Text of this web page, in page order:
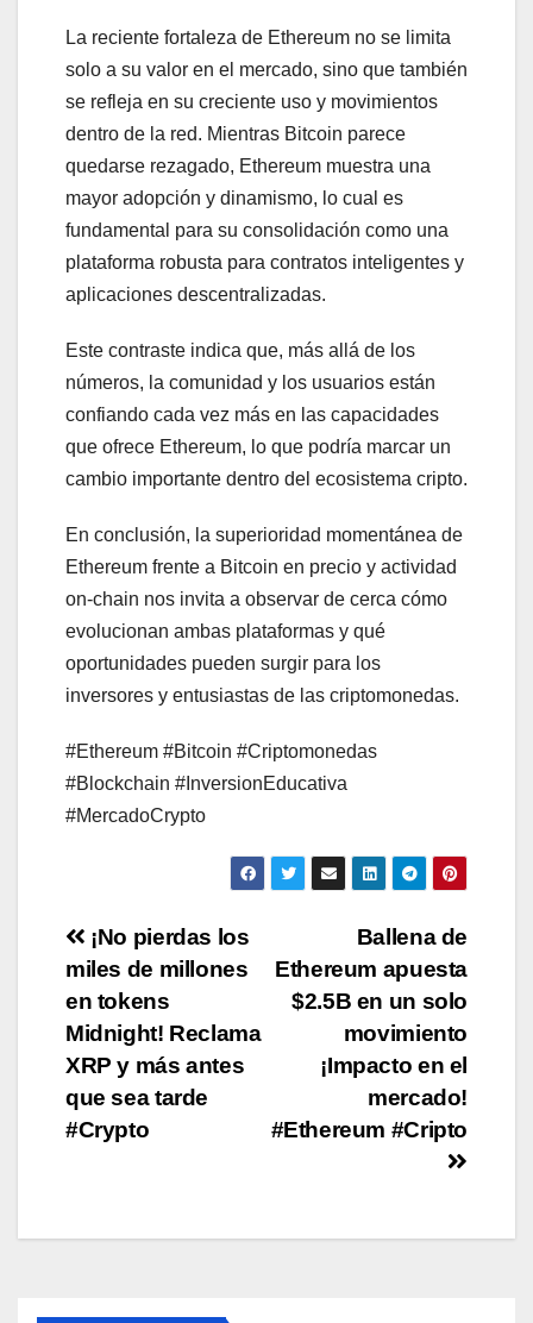
La reciente fortaleza de Ethereum no se limita
solo a su valor en el mercado, sino que también
se refleja en su creciente uso y movimientos
dentro de la red. Mientras Bitcoin parece
quedarse rezagado, Ethereum muestra una
mayor adopción y dinamismo, lo cual es
fundamental para su consolidación como una
plataforma robusta para contratos inteligentes y
aplicaciones descentralizadas.
Este contraste indica que, más allá de los
números, la comunidad y los usuarios están
confiando cada vez más en las capacidades
que ofrece Ethereum, lo que podría marcar un
cambio importante dentro del ecosistema cripto.
En conclusión, la superioridad momentánea de
Ethereum frente a Bitcoin en precio y actividad
on-chain nos invita a observar de cerca cómo
evolucionan ambas plataformas y qué
oportunidades pueden surgir para los
inversores y entusiastas de las criptomonedas.
#Ethereum #Bitcoin #Criptomonedas
#Blockchain #InversionEducativa
#MercadoCrypto
Post
navigation
Ballena de
Ethereum apuesta
$2.5B en un solo
movimiento
¡Impacto en el
mercado!
#Ethereum #Cripto
¡No pierdas los
miles de millones
en tokens
Midnight! Reclama
XRP y más antes
que sea tarde
#Crypto